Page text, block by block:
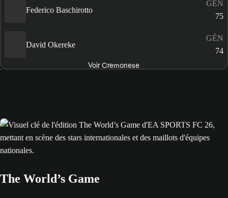
Federico Baschirotto
GÉN
75
David Okereke
GÉN
74
Voir Cremonese
The World’s Game